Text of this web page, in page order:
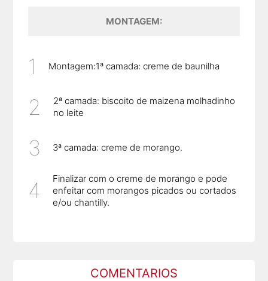
MONTAGEM:
Montagem:1ª camada: creme de baunilha
2ª camada: biscoito de maizena molhadinho
no leite
3ª camada: creme de morango.
Finalizar com o creme de morango e pode
enfeitar com morangos picados ou cortados
e/ou chantilly.
COMENTARIOS